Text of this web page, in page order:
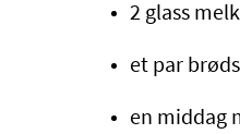
2 glass melk
et par
en middag